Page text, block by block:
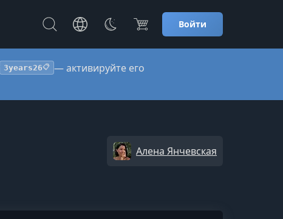
Войти
3years26📋 — активируйте его
Алена Янчевская